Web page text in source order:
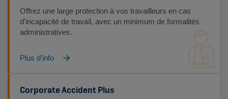
Offrez une large protection à vos travailleurs en cas
d'incapacité de travail, avec un minimum de formalités
administratives.
Plus d'info
Corporate Accident Plus